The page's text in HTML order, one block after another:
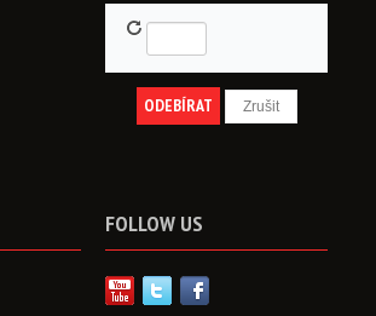
FOLLOW US